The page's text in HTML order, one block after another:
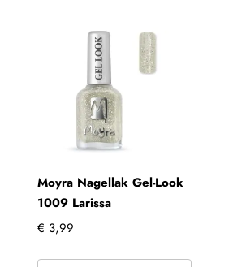
Moyra Nagellak Gel-Look
1009 Larissa
€ 3,99